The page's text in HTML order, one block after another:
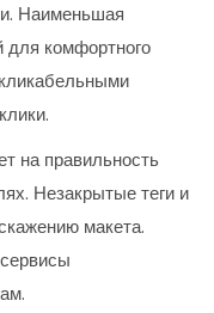
Наименьшая
для комфортного
на правильность
Незакрытые теги и
макета.